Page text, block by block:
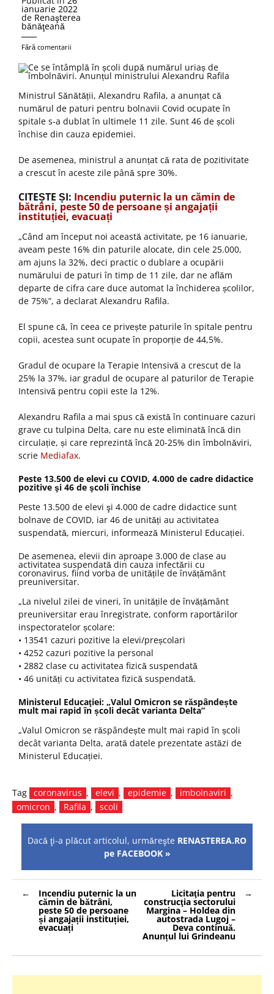
ianuarie 2022
de Renaşterea
bănăţeană
Fără comentarii
Ministrul Sănătății, Alexandru Rafila, a anunțat că
numărul de paturi pentru bolnavii Covid ocupate în
spitale s-a dublat în ultimele 11 zile. Sunt 46 de școli
închise din cauza epidemiei.
De asemenea, ministrul a anunțat că rata de pozitivitate
a crescut în aceste zile până spre 30%.
CITEȘTE ȘI: Incendiu puternic la un cămin de
bătrâni, peste 50 de persoane și angajații
instituției, evacuați
„Când am început noi această activitate, pe 16 ianuarie,
aveam peste 16% din paturile alocate, din cele 25.000,
am ajuns la 32%, deci practic o dublare a ocupării
numărului de paturi în timp de 11 zile, dar ne aflăm
departe de cifra care duce automat la închiderea școlilor,
de 75%”, a declarat Alexandru Rafila.
El spune că, în ceea ce privește paturile în spitale pentru
copii, acestea sunt ocupate în proporție de 44,5%.
Gradul de ocupare la Terapie Intensivă a crescut de la
25% la 37%, iar gradul de ocupare al paturilor de Terapie
Intensivă pentru copii este la 12%.
Alexandru Rafila a mai spus că există în continuare cazuri
grave cu tulpina Delta, care nu este eliminată încă din
circulație, și care reprezintă încă 20-25% din îmbolnăviri,
scrie Mediafax.
Peste 13.500 de elevi cu COVID, 4.000 de cadre didactice
pozitive şi 46 de şcoli închise
Peste 13.500 de elevi şi 4.000 de cadre didactice sunt
bolnave de COVID, iar 46 de unități au activitatea
suspendată, miercuri, informează Ministerul Educației.
De asemenea, elevii din aproape 3.000 de clase au
activitatea suspendată din cauza infectării cu
coronavirus, fiind vorba de unitățile de învățământ
preuniversitar.
„La nivelul zilei de vineri, în unitățile de învățământ
preuniversitar erau înregistrate, conform raportărilor
inspectoratelor școlare:
• 13541 cazuri pozitive la elevi/preșcolari
• 4252 cazuri pozitive la personal
• 2882 clase cu activitatea fizică suspendată
• 46 unități cu activitatea fizică suspendată.
Ministerul Educaţiei: „Valul Omicron se răspândește
mult mai rapid în școli decât varianta Delta”
„Valul Omicron se răspândește mult mai rapid în școli
decât varianta Delta, arată datele prezentate astăzi de
Ministerul Educației.
Tag coronavirus , elevi , epidemie , imbolnaviri ,
omicron , Rafila , scoli
Dacă ţi-a plăcut articolul, urmăreşte RENASTEREA.RO
pe FACEBOOK »
Navigare
în
articole
Incendiu puternic la un
cămin de bătrâni,
peste 50 de persoane
și angajații instituției,
evacuați
Licitaţia pentru
construcţia sectorului
Margina – Holdea din
autostrada Lugoj –
Deva continuă.
Anunțul lui Grindeanu